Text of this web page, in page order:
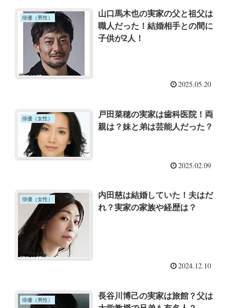
俳優（男性）
山口馬木也の実家の父と祖父は
職人だった！結婚相手との間に
子供が2人！
2025.05.20
俳優（女性）
戸田菜穂の実家は歯科医院！両
親は？妹と弟は芸能人だった？
2025.02.09
俳優（女性）
内田慈は結婚していた！夫はだ
れ？実家の家族や経歴は？
2024.12.10
俳優（男性）
長谷川博己の実家は旅館？父は